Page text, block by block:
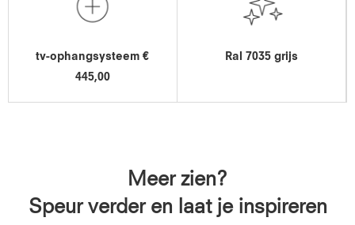
tv-ophangsysteem €
445,00
Ral 7035 grijs
Meer zien?
Speur verder en laat je inspireren